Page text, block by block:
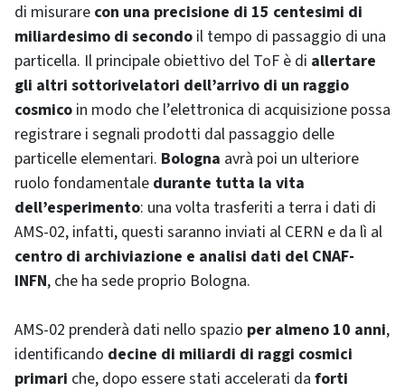
di misurare con una precisione di 15 centesimi di
miliardesimo di secondo il tempo di passaggio di una
particella. Il principale obiettivo del ToF è di allertare
gli altri sottorivelatori dell’arrivo di un raggio
cosmico in modo che l’elettronica di acquisizione possa
registrare i segnali prodotti dal passaggio delle
particelle elementari. Bologna avrà poi un ulteriore
ruolo fondamentale durante tutta la vita
dell’esperimento: una volta trasferiti a terra i dati di
AMS-02, infatti, questi saranno inviati al CERN e da lì al
centro di archiviazione e analisi dati del CNAF-
INFN, che ha sede proprio Bologna.
AMS-02 prenderà dati nello spazio per almeno 10 anni,
identificando decine di miliardi di raggi cosmici
primari che, dopo essere stati accelerati da forti